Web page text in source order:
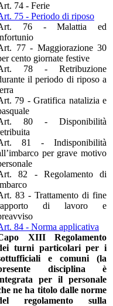
74 - Ferie
75 - Periodo di riposo
76 - Malattia ed
77 - Maggiorazione 30
cento giornate festive
78 - Retribuzione
il periodo di riposo a
79 - Gratifica natalizia e
80 - Disponibilità
81 - Indisponibilità
per grave motivo
82 - Regolamento di
83 - Trattamento di fine
di lavoro e
84 - Norma applicativa
XIII Regolamento
turni particolari per i
e comuni (la
disciplina è
per il personale
ne ha titolo dalle norme
regolamento sulla